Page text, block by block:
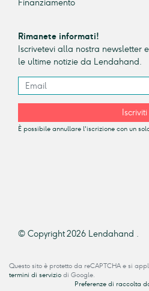
Finanziamento
Rimanete informati!
Iscrivetevi alla nostra newsletter
le ultime notizie da Lendahand.
Iscriviti
È possibile annullare l'iscrizione con un
© Copyright 2026 Lendahand .
Questo sito è protetto da reCAPTCHA e si
termini di servizio di Google.
Preferenze di raccolta